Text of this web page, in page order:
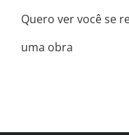
Quero ver você se
uma obra